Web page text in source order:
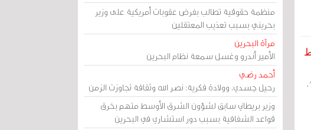
منظمة حقوقية تطالب بفرض عقوبات أمريكية على وزير
بحريني بسبب تعذيب المعتقلين
مرآة البحرين
الأمير أندرو وغسل سمعة نظام البحرين
أحمد رضي
رحيل جسدي، وولادة فكرية: نصر الله وثقافة تجاوزت الزمن
وزير بريطاني سابق لشؤون الشرق الأوسط متهم بخرق
قواعد الشفافية بسبب دور استشاري في البحرين